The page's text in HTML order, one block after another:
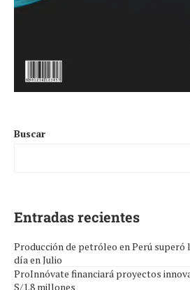
Buscar
Entradas recientes
Producción de petróleo en Perú
día en Julio
ProInnóvate financiará proyectos
S/1.8 millones